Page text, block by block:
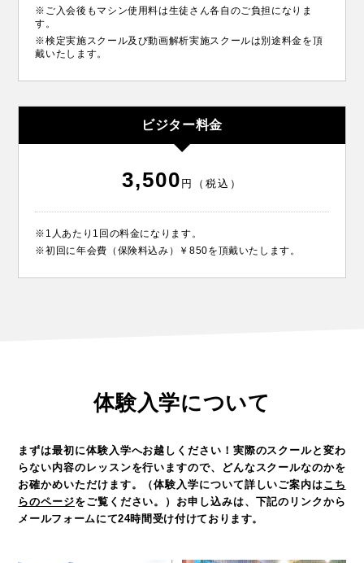
※ご入会後もマシン使用料は生徒さん各自のご負担になりま
す。
※検定実施スクール及び動画解析実施スクールは別途料金を頂
戴いたします。
ビジター料金
3,500 円（税込）
※1人あたり1回の料金になります。
※初回に年会費（保険料込み）￥850を頂戴いたします。
体験入学について
まずは最初に体験入学へお越しください！ 実際のスクールと変わ
らない内容のレッスンを行いますので、どんなスクールなのかを
お確かめいただけます。
（体験入学について詳しいご案内はこち
らのページをご覧ください。） お申し込みは、下記のリンクから
メールフォームにて24時間受け付けております。